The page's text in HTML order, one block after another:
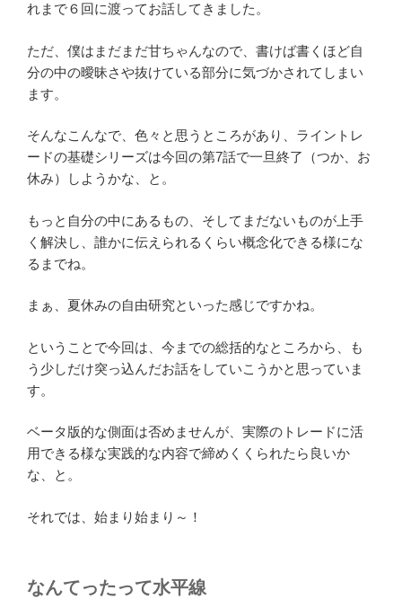
れまで６回に渡ってお話してきました。
ただ、僕はまだまだ甘ちゃんなので、書けば書くほど自
分の中の曖昧さや抜けている部分に気づかされてしまい
ます。
そんなこんなで、色々と思うところがあり、ライントレ
ードの基礎シリーズは今回の第7話で一旦終了（つか、お
休み）しようかな、と。
もっと自分の中にあるもの、そしてまだないものが上手
く解決し、誰かに伝えられるくらい概念化できる様にな
るまでね。
まぁ、夏休みの自由研究といった感じですかね。
ということで今回は、今までの総括的なところから、も
う少しだけ突っ込んだお話をしていこうかと思っていま
す。
ベータ版的な側面は否めませんが、実際のトレードに活
用できる様な実践的な内容で締めくくられたら良いか
な、と。
それでは、始まり始まり～！
なんてったって水平線